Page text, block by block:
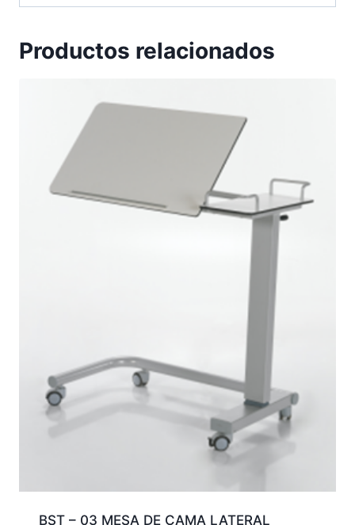
Productos relacionados
BST – 03 MESA DE CAMA LATERAL